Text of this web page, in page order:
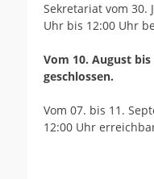
Sekretariat vom 30.
Uhr bis 12:00 Uhr
Vom 10. August
geschlossen.
Vom 07. bis 11.
12:00 Uhr